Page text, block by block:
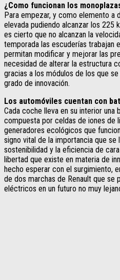
¿Como funcionan los
Para empezar, y como elemento a
elevada pudiendo alcanzar los 225
es cierto que no alcanzan la
temporada las escuderías trabajan
permitan modificar y mejorar las
necesidad de alterar la estructura
gracias a los módulos de los que
grado de innovación.
Los automóviles cuentan con
Cada coche lleva en su interior una
compuesta por celdas de iones de
generadores ecológicos que
signo vital de la importancia que se
sostenibilidad y la eficiencia de
libertad que existe en materia de
hecho esperar con el surgimiento,
de dos marchas de Renault que se
eléctricos en un futuro no muy